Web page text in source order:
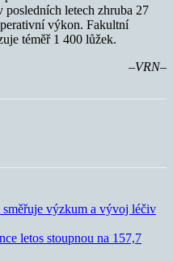
posledních letech zhruba 27
výkon. Fakultní
téměř 1 400 lůžek.
–VRN–
výzkum a vývoj léčiv
letos stoupnou na 157,7